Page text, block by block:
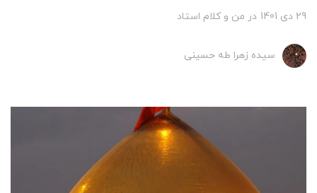
29 دی 1401 در من و کلام استاد
سیده زهرا طه حسینی